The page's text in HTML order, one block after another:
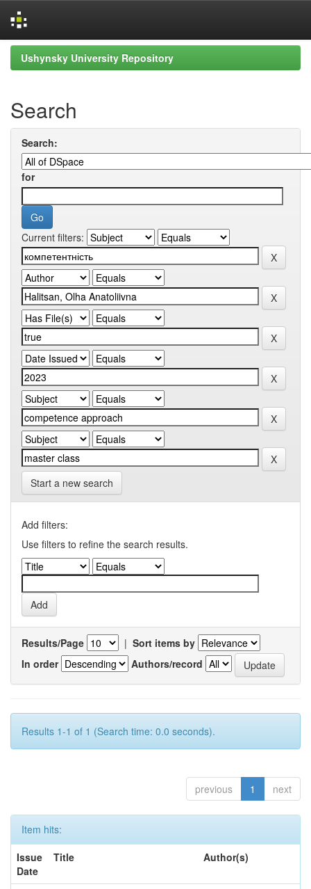
Skip
navigation
Ushynsky University Repository
Search
Search:
for
Current filters:
Start a new search
Add filters:
Use filters to refine the search results.
Results/Page | Sort items by
In order
Authors/record
Results 1-1 of 1 (Search time: 0.0 seconds).
previous 1 next
Item hits:
Issue
Date
Title Author(s)